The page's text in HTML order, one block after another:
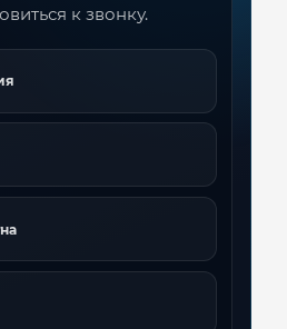
к звонку.